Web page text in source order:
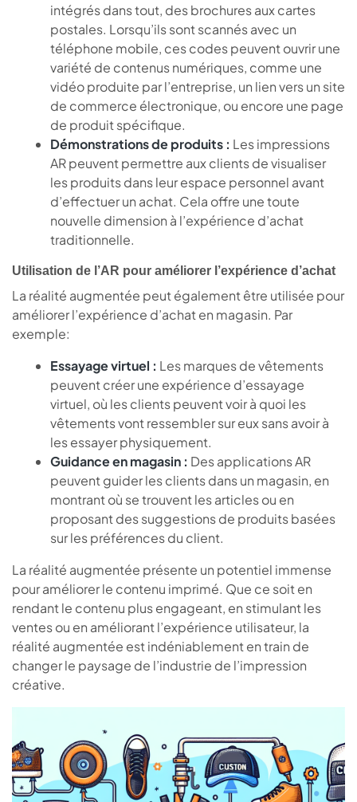
intégrés dans tout, des brochures aux cartes
postales. Lorsqu’ils sont scannés avec un
téléphone mobile, ces codes peuvent ouvrir une
variété de contenus numériques, comme une
vidéo produite par l’entreprise, un lien vers un site
de commerce électronique, ou encore une page
de produit spécifique.
Démonstrations de produits : Les impressions
AR peuvent permettre aux clients de visualiser
les produits dans leur espace personnel avant
d’effectuer un achat. Cela offre une toute
nouvelle dimension à l’expérience d’achat
traditionnelle.
Utilisation de l’AR pour améliorer l’expérience d’achat
La réalité augmentée peut également être utilisée pour
améliorer l’expérience d’achat en magasin. Par
exemple:
Essayage virtuel : Les marques de vêtements
peuvent créer une expérience d’essayage
virtuel, où les clients peuvent voir à quoi les
vêtements vont ressembler sur eux sans avoir à
les essayer physiquement.
Guidance en magasin : Des applications AR
peuvent guider les clients dans un magasin, en
montrant où se trouvent les articles ou en
proposant des suggestions de produits basées
sur les préférences du client.
La réalité augmentée présente un potentiel immense
pour améliorer le contenu imprimé. Que ce soit en
rendant le contenu plus engageant, en stimulant les
ventes ou en améliorant l’expérience utilisateur, la
réalité augmentée est indéniablement en train de
changer le paysage de l’industrie de l’impression
créative.